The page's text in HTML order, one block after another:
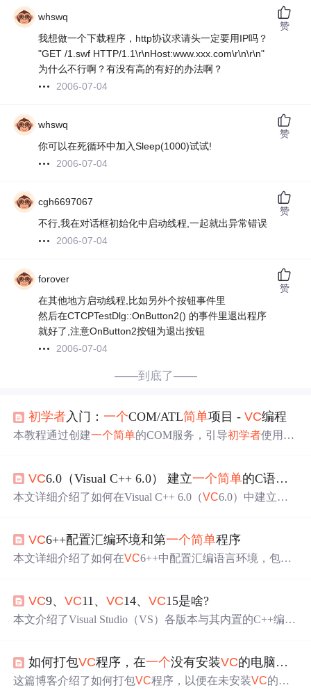
whswq
我想做一个下载程序，http协议求请头一定要用IP吗？
"GET /1.swf HTTP/1.1\r\nHost:www.xxx.com\r\n\r\n"
为什么不行啊？有没有高的有好的办法啊？
2006-07-04
赞
whswq
你可以在死循环中加入Sleep(1000)试试!
2006-07-04
赞
cgh6697067
不行,我在对话框初始化中启动线程,一起就出异常错误
2006-07-04
赞
forover
在其他地方启动线程,比如另外个按钮事件里
然后在CTCPTestDlg::OnButton2() 的事件里退出程序
就好了,注意OnButton2按钮为退出按钮
2006-07-04
赞
——到底了——
初学者入门：一个COM/ATL简单项目 -VC编程
本教程通过创建一个简单的COM服务，引导初学者使用AT
VC6.0（Visual C++ 6.0） 建立一个简单的C语言工程
本文详细介绍了如何在Visual C++ 6.0（VC6.0）中建立一
设置工程名称和位置。接着，创建C++ Source File，输入C
语言代码如`#include`及`main()`函数，打印欢迎信息。最
VC6++配置汇编环境和第一个简单程序
本文详细介绍了如何在VC6++中配置汇编语言环境，包括
简单的汇编程序，以及使用 VC6++进行调试，特别是如何
查看和理解寄存器状态。
VC9、VC11、VC14、VC15是啥?
本文介绍了Visual Studio（VS）各版本与其内置的C++编译
案，并提供了VC9到VC 15的32位和64位百度网盘下载链
接。
如何打包VC程序，在一个没有安装VC的电脑上也可以运行
这篇博客介绍了如何打包VC程序，以便在未安装VC的计